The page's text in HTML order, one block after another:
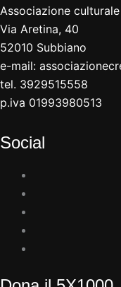
Associazione
Via Aretina, 40
52010 Subbiano
e-mail:
tel. 3929515558
p.iva 01993980513
Social